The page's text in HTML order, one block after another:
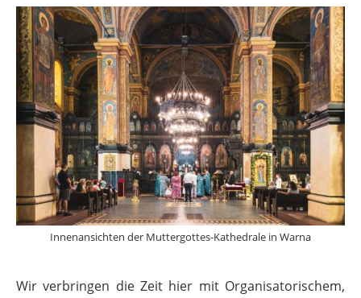
Innenansichten der Muttergottes-Kathedrale in Warna
Wir verbringen die Zeit hier mit Organisatorischem,